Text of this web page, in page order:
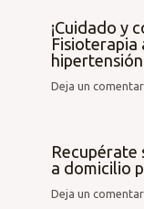
¡Cuidado y
Deja un
Recupérate
a domicilio
Deja un